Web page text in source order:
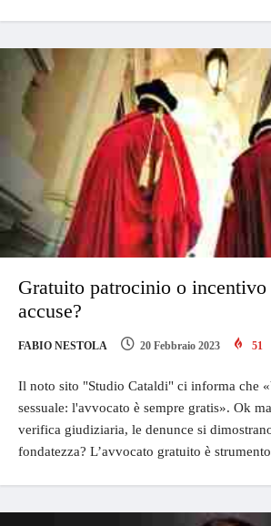
Gratuito patrocinio o incentivo
accuse?
FABIO NESTOLA 20 Febbraio 2023 51
Il noto sito "Studio Cataldi" ci informa che
sessuale: l'avvocato è sempre gratis». Ok
verifica giudiziaria, le denunce si
fondatezza? L’avvocato gratuito è strumento